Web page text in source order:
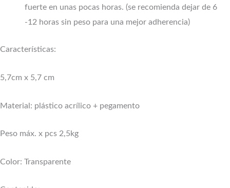
fuerte en unas pocas horas. (se recomienda dejar de 6
-12 horas sin peso para una mejor adherencia)
Características:
5,7cm x 5,7 cm
Material: plástico acrílico + pegamento
Peso máx. x pcs 2,5kg
Color: Transparente